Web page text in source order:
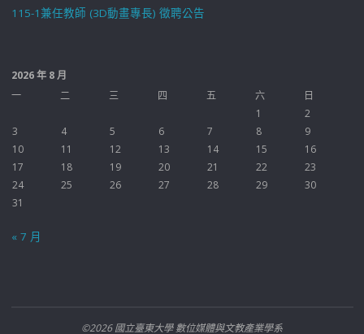
115-1兼任教師 (3D動畫專長) 徵聘公告
2026 年 8 月
一
二 三 四 五 六
日
1
2
3
4 5 6 7 8
9
10
11 12 13 14 15
16
17
18 19 20 21 22
23
24
25 26 27 28 29
30
31
« 7 月
©2026 國立臺東大學 數位媒體與文教產業學系